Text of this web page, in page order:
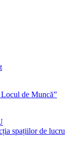
de Muncă”
spațiilor de lucru